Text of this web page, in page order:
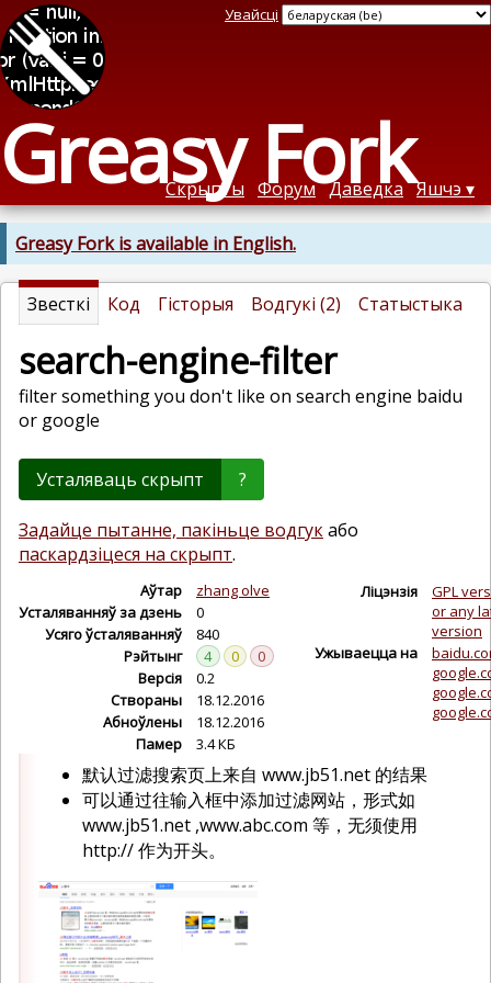
Greasy Fork
Увайсці
Скрыпты Форум Даведка Яшчэ
Greasy Fork is available in English.
Звесткі Код Гісторыя Водгукі (2) Статыстыка
search-engine-filter
filter something you don't like on search engine baidu
or google
Усталяваць скрыпт ?
Задайце пытанне, пакіньце водгукабо
паскардзіцеся на скрыпт.
Аўтар
zhang olve
Усталяванняў за дзень
0
Усяго ўсталяванняў
840
Рэйтынг
4 0
0
Версія
0.2
Створаны
18.12.2016
Абноўлены
18.12.2016
Памер
3.4 КБ
Ліцэнзія
GPL
or any
version
Ужываецца на
默认过滤搜索页上来自 www.jb51.net 的结果
可以通过往输入框中添加过滤网站，形式如
www.jb51.net ,www.abc.com 等，无须使用
http:// 作为开头。